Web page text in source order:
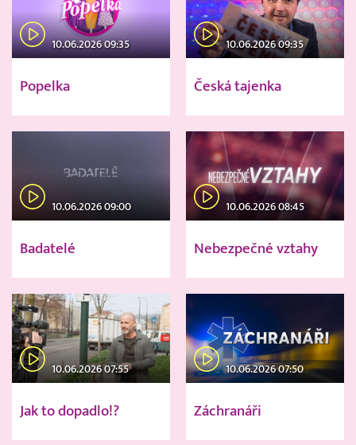
10.06.2026 09:35
Popelka
10.06.2026 09:35
Česká tajenka
10.06.2026 09:00
Badatelé
10.06.2026 08:45
Nebezpečné vztahy
10.06.2026 07:55
Jak to dopadlo!?
10.06.2026 07:50
Záchranáři